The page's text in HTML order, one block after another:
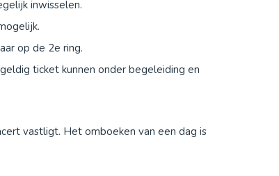
inwisselen.
op de 2e ring.
ticket kunnen onder begeleiding en
vastligt. Het omboeken van een dag is